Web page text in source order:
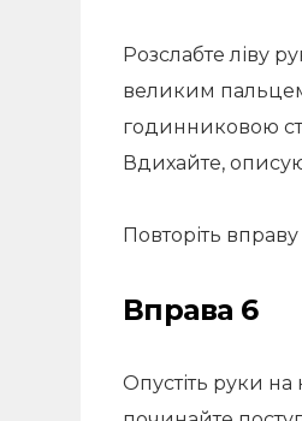
Розслабте ліву
великим
годинниковою
Вдихайте,
Повторіть
Вправа 6
Опустіть руки на